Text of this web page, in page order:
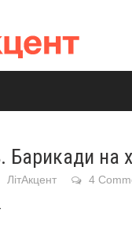
Барикади на
ЛітАкцент 4